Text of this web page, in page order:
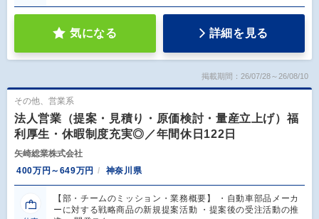
気になる 詳細を見る
掲載期間：26/07/28～26/08/10
その他、営業系
法人営業（提案・見積り・原価検討・量産立上げ）福
利厚生・休暇制度充実◎／年間休日122日
矢崎総業株式会社
400万円～649万円
神奈川県
【部・チームのミッション・業務概要】 ・自動車部品メーカ
ーに対する戦略商品の新規提案活動 ・提案後の受注活動の推